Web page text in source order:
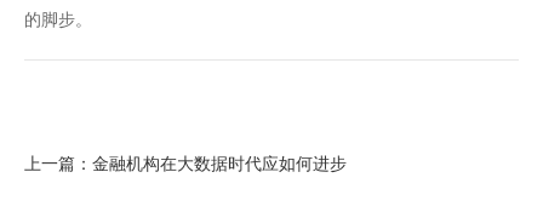
的脚步。
上一篇： 金融机构在大数据时代应如何进步